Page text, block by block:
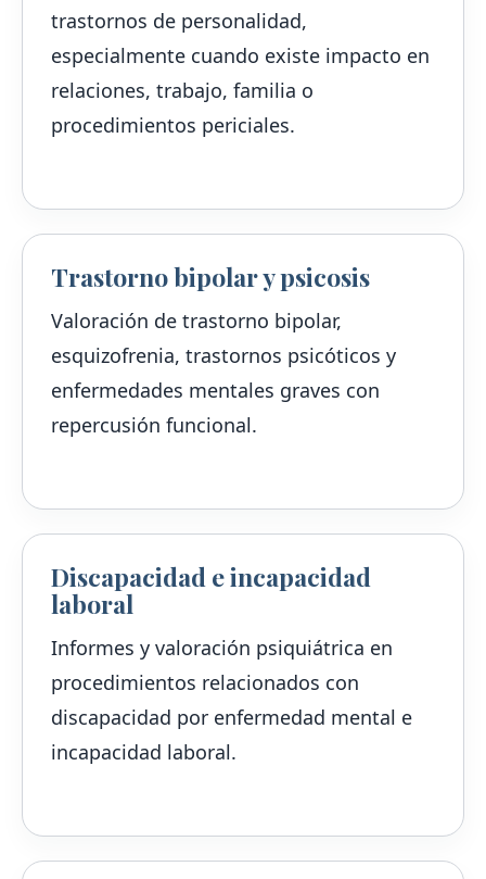
trastornos de personalidad,
especialmente cuando existe impacto en
relaciones, trabajo, familia o
procedimientos periciales.
Trastorno bipolar y psicosis
Valoración de trastorno bipolar,
esquizofrenia, trastornos psicóticos y
enfermedades mentales graves con
repercusión funcional.
Discapacidad e incapacidad
laboral
Informes y valoración psiquiátrica en
procedimientos relacionados con
discapacidad por enfermedad mental e
incapacidad laboral.